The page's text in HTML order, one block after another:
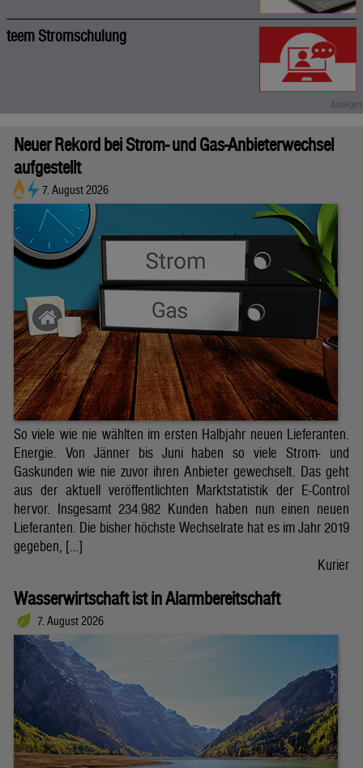
teem Stromschulung
Neuer Rekord bei Strom- und Gas-Anbieterwechsel
aufgestellt
7. August 2026
So viele wie nie wählten im ersten Halbjahr neuen Lieferanten.
Energie. Von Jänner bis Juni haben so viele Strom- und
Gaskunden wie nie zuvor ihren Anbieter gewechselt. Das geht
aus der aktuell veröffentlichten Marktstatistik der E-Control
hervor. Insgesamt 234.982 Kunden haben nun einen neuen
Lieferanten. Die bisher höchste Wechselrate hat es im Jahr 2019
gegeben, […]
Kurier
Wasserwirtschaft ist in Alarmbereitschaft
7. August 2026